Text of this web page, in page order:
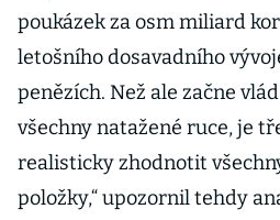
poukázek za osm miliard
letošního dosavadního
penězích. Než ale začne
všechny natažené ruce, je
realisticky zhodnotit
položky,“ upozornil tehdy